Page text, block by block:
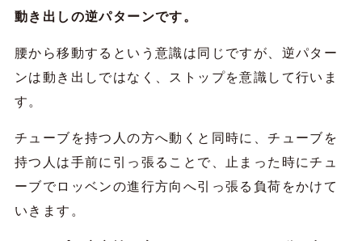
動き出しの逆パターンです。
腰から移動するという意識は同じですが、逆パター
ンは動き出しではなく、ストップを意識して行いま
す。
チューブを持つ人の方へ動くと同時に、チューブを
持つ人は手前に引っ張ることで、止まった時にチュ
ーブでロッベンの進行方向へ引っ張る負荷をかけて
いきます。